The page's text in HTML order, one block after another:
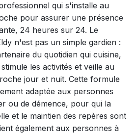
qui s'installe au
pour assurer une présence
24 heures sur 24. Le
n'est pas un simple gardien :
du quotidien qui cuisine,
les activités et veille au
jour et nuit. Cette formule
adaptée aux personnes
ou de démence, pour qui la
et le maintien des repères sont
également aux personnes à